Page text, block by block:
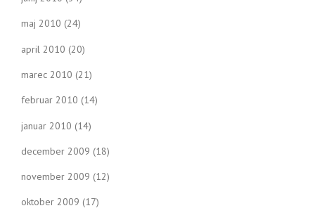
maj 2010 (24)
april 2010 (20)
marec 2010 (21)
februar 2010 (14)
januar 2010 (14)
december 2009 (18)
november 2009 (12)
oktober 2009 (17)